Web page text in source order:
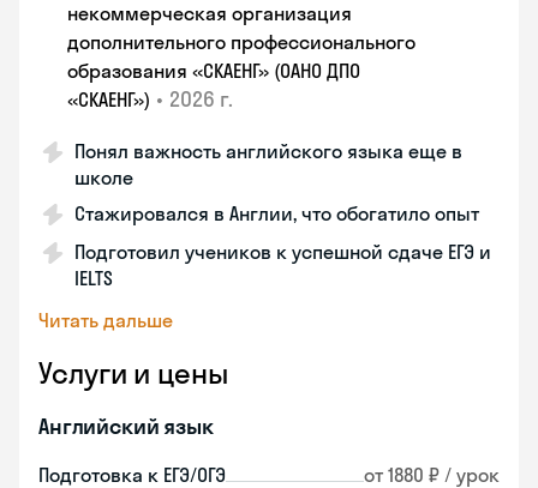
некоммерческая организация
дополнительного профессионального
образования «СКАЕНГ» (ОАНО ДПО
«СКАЕНГ») • 2026 г.
Понял важность английского языка еще в
школе
Стажировался в Англии, что обогатило опыт
Подготовил учеников к успешной сдаче ЕГЭ и
IELTS
Читать дальше
Услуги и цены
Английский язык
Подготовка к ЕГЭ/ОГЭ от 1880 ₽ / урок